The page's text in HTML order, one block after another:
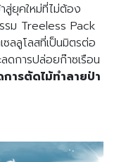
สู่ยุคใหม่ที่ไม่ต้อง
รม Treeless Pack
ลลูโลสที่เป็นมิตรต่อ
ดการปล่อยก๊าซเรือน
ารตัดไม้ทำลายป่า